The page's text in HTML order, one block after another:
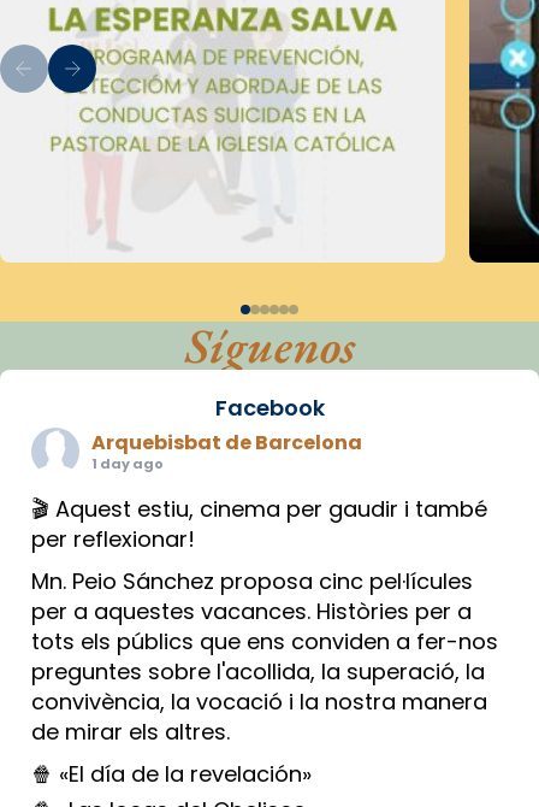
Síguenos
Facebook
Arquebisbat de Barcelona
1 day ago
🎬 Aquest estiu, cinema per gaudir i també
per reflexionar!
Mn. Peio Sánchez proposa cinc pel·lícules
per a aquestes vacances. Històries per a
tots els públics que ens conviden a fer-nos
preguntes sobre l'acollida, la superació, la
convivència, la vocació i la nostra manera
de mirar els altres.
🍿 «El día de la revelación»